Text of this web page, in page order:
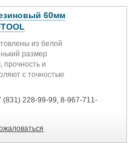
60мм
из белой
размер
прочность и
с точностью
финишных работ
шпаклевочного слоя
затирки
швов.
(831) 228-99-99, 8-967-711-